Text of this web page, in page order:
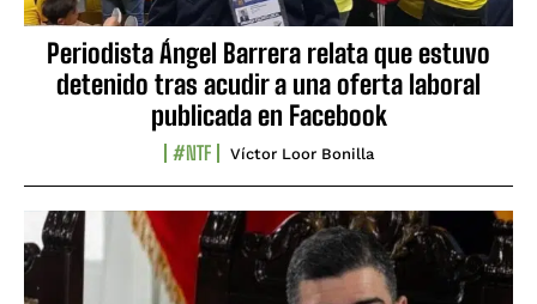
Periodista Ángel Barrera relata que estuvo
detenido tras acudir a una oferta laboral
publicada en Facebook
#NTF Víctor Loor Bonilla